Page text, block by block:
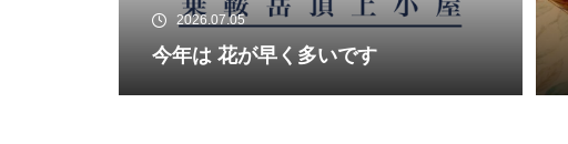
2026.07.05
今年は 花が早く多いです